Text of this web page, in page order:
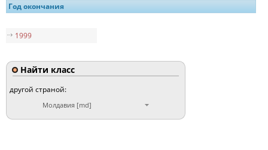
Год окончания
1999
Найти класс
другой страной:
Молдавия [md]